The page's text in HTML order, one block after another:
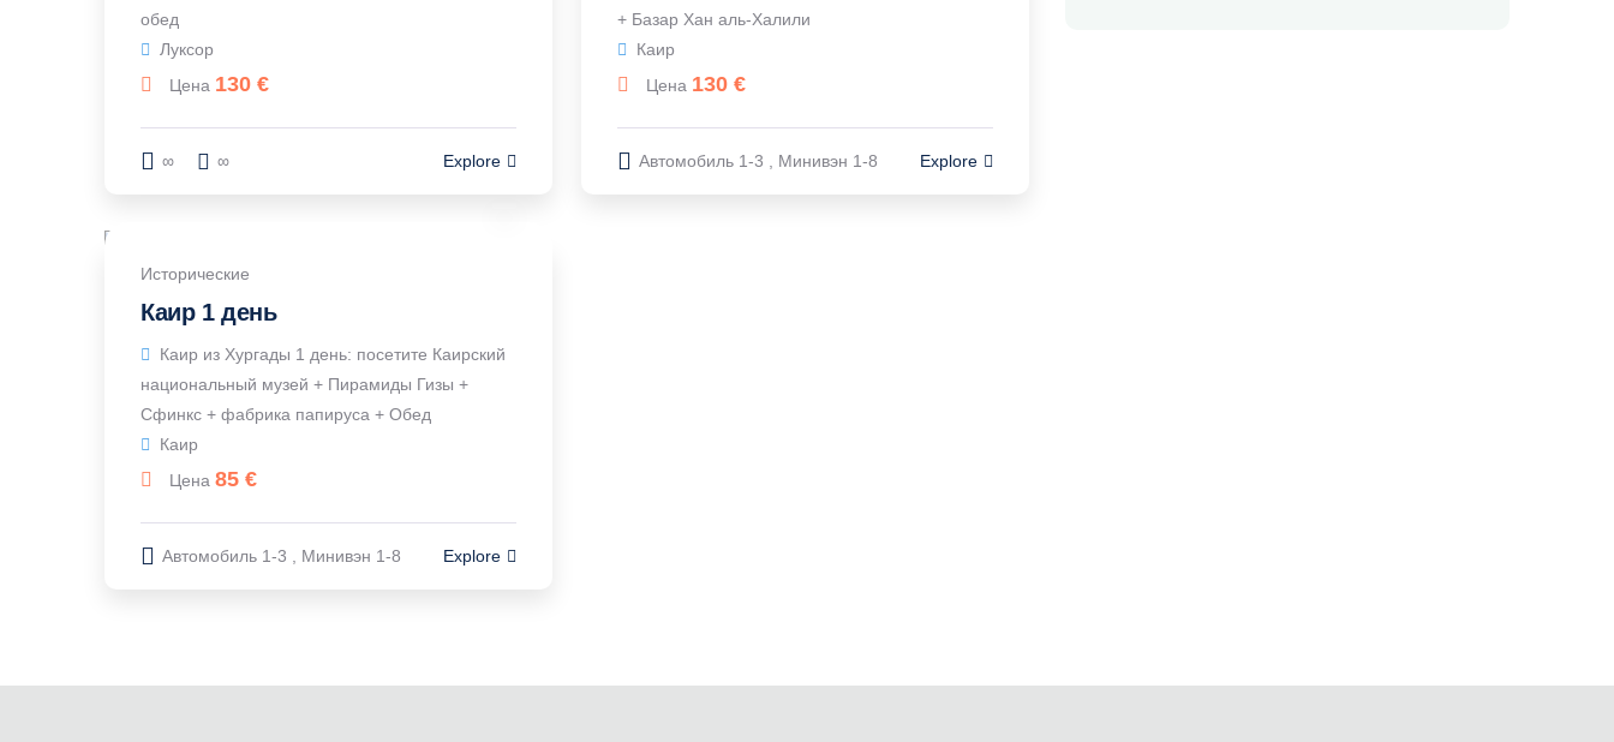
обед
Луксор
Цена 130 €
∞ ∞ Explore
+ Базар Хан аль-Халили
Каир
Цена 130 €
Автомобиль 1-3 , Минивэн 1-8 Explore
Исторические
Каир 1 день
Каир из Хургады 1 день: посетите Каирский
национальный музей + Пирамиды Гизы +
Сфинкс + фабрика папируса + Обед
Каир
Цена 85 €
Автомобиль 1-3 , Минивэн 1-8 Explore